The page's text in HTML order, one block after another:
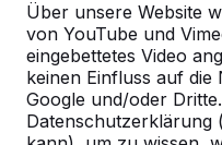
Über unsere Website
von YouTube und
eingebettetes Video
keinen Einfluss auf
Google und/oder
Datenschutzerklärung